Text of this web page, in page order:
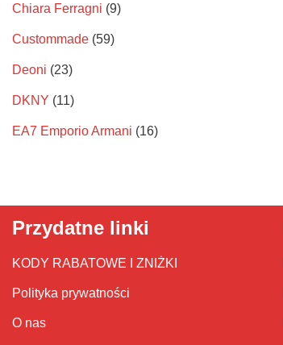
Chiara Ferragni (9)
Custommade (59)
Deoni (23)
DKNY (11)
EA7 Emporio Armani (16)
Gregors (15)
Karino
Przydatne linki
KODY RABATOWE I ZNIŻKI
Polityka prywatności
O nas